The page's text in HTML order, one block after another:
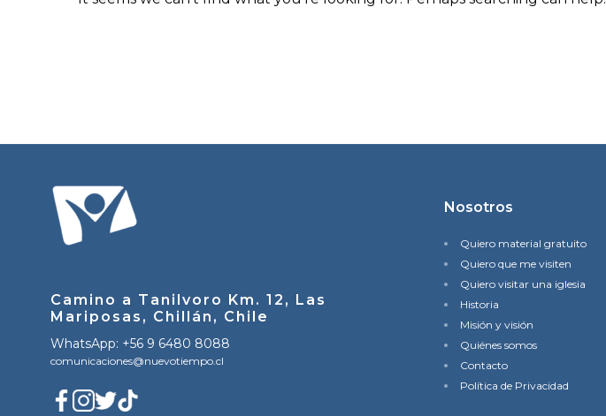
Camino a Tanilvoro Km. 12, Las
Mariposas, Chillán, Chile
WhatsApp: +56 9 6480 8088
comunicaciones@nuevotiempo.cl
Nosotros
Quiero material gratuito
Quiero que me visiten
Quiero visitar una iglesia
Historia
Misión y visión
Quiénes somos
Contacto
Política de Privacidad